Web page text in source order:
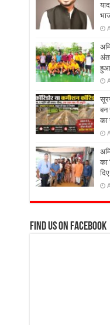
बन
का
का
Find us on Facebook